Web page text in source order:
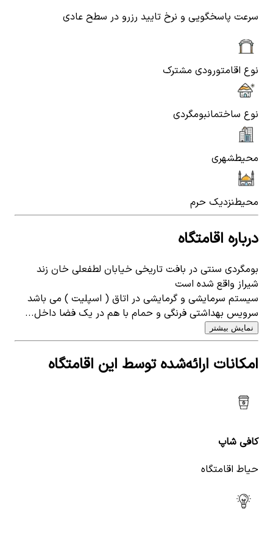
سرعت پاسخگویی و نرخ تایید رزرو در سطح عادی
نوع اقامتورودی مشترک
نوع ساختمانبومگردی
محیطشهری
محیطنزدیک حرم
درباره اقامتگاه
بومگردی سنتی در بافت تاریخی خیابان لطفعلی خان زند
شیراز واقع شده است
سیستم سرمایشی و گرمایشی در اتاق ( اسپلیت ) می باشد
سرویس بهداشتی فرنگی و حمام با هم در یک فضا داخل...
نمایش بیشتر
امکانات ارائه‌شده توسط این اقامتگاه
کافی شاپ
حیاط اقامتگاه